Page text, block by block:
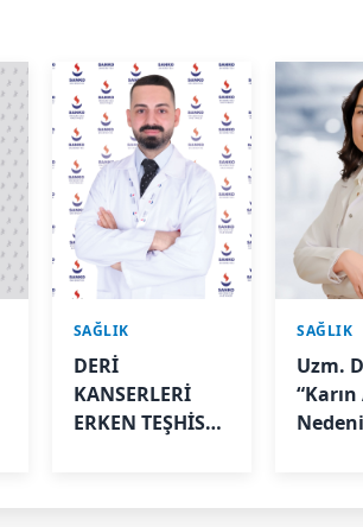
SAĞLIK
DERİ
KANSERLERİ
ERKEN TEŞHİSLE
SAĞLIK
Uzm.
“Karın
Nedeni